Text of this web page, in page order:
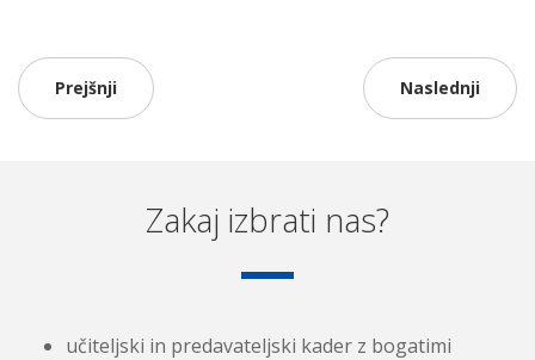
Prejšnji Naslednji
Zakaj izbrati nas?
učiteljski in predavateljski kader z bogatimi